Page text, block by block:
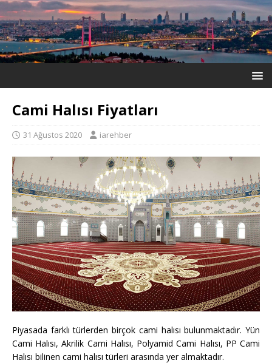
Cami Halısı Fiyatları
31 Ağustos 2020 iarehber
Piyasada farklı türlerden birçok cami halısı bulunmaktadır. Yün
Cami Halısı, Akrilik Cami Halısı, Polyamid Cami Halısı, PP Cami
Halısı bilinen cami halısı türleri arasında yer almaktadır.